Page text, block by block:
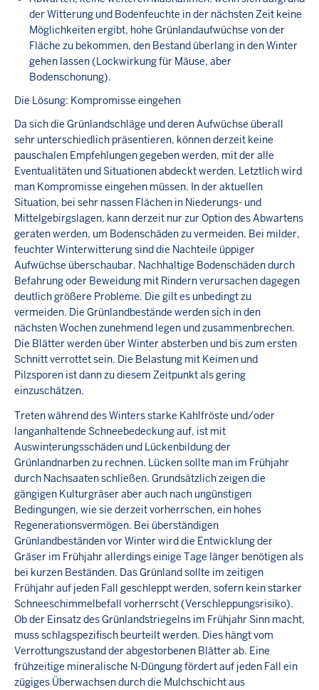
der Witterung und Bodenfeuchte in der nächsten Zeit keine
Möglichkeiten ergibt, hohe Grünlandaufwüchse von der
Fläche zu bekommen, den Bestand überlang in den Winter
gehen lassen (Lockwirkung für Mäuse, aber
Bodenschonung).
Die Lösung: Kompromisse eingehen
Da sich die Grünlandschläge und deren Aufwüchse überall
sehr unterschiedlich präsentieren, können derzeit keine
pauschalen Empfehlungen gegeben werden, mit der alle
Eventualitäten und Situationen abdeckt werden. Letztlich wird
man Kompromisse eingehen müssen. In der aktuellen
Situation, bei sehr nassen Flächen in Niederungs- und
Mittelgebirgslagen, kann derzeit nur zur Option des Abwartens
geraten werden, um Bodenschäden zu vermeiden. Bei milder,
feuchter Winterwitterung sind die Nachteile üppiger
Aufwüchse überschaubar. Nachhaltige Bodenschäden durch
Befahrung oder Beweidung mit Rindern verursachen dagegen
deutlich größere Probleme. Die gilt es unbedingt zu
vermeiden. Die Grünlandbestände werden sich in den
nächsten Wochen zunehmend legen und zusammenbrechen.
Die Blätter werden über Winter absterben und bis zum ersten
Schnitt verrottet sein. Die Belastung mit Keimen und
Pilzsporen ist dann zu diesem Zeitpunkt als gering
einzuschätzen.
Treten während des Winters starke Kahlfröste und/oder
langanhaltende Schneebedeckung auf, ist mit
Auswinterungsschäden und Lückenbildung der
Grünlandnarben zu rechnen. Lücken sollte man im Frühjahr
durch Nachsaaten schließen. Grundsätzlich zeigen die
gängigen Kulturgräser aber auch nach ungünstigen
Bedingungen, wie sie derzeit vorherrschen, ein hohes
Regenerationsvermögen. Bei überständigen
Grünlandbeständen vor Winter wird die Entwicklung der
Gräser im Frühjahr allerdings einige Tage länger benötigen als
bei kurzen Beständen. Das Grünland sollte im zeitigen
Frühjahr auf jeden Fall geschleppt werden, sofern kein starker
Schneeschimmelbefall vorherrscht (Verschleppungsrisiko).
Ob der Einsatz des Grünlandstriegelns im Frühjahr Sinn macht,
muss schlagspezifisch beurteilt werden. Dies hängt vom
Verrottungszustand der abgestorbenen Blätter ab. Eine
frühzeitige mineralische N-Düngung fördert auf jeden Fall ein
zügiges Überwachsen durch die Mulchschicht aus